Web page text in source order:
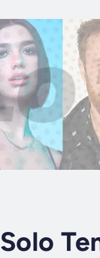
Solo